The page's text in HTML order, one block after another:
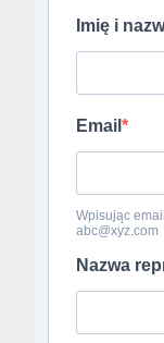
Imię i
Email
Wpisując
abc@xyz.com
Nazwa